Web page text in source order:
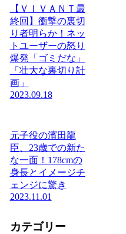
【ＶＩＶＡＮＴ最
終回】衝撃の裏切
り者明らか！ネッ
トユーザーの怒り
爆発「ゴミだな」
「壮大な裏切り計
画」
2023.09.18
元子役の濱田龍
臣、23歳での新た
な一面！178cmの
身長とイメージチ
ェンジに驚き
2023.11.01
カテゴリー